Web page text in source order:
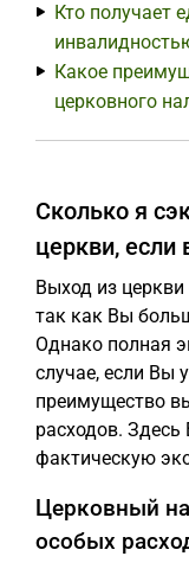
Кто получает
Какое
церковного
Сколько я
церкви, если
Выход из
так как Вы
Однако полная
случае, если Вы
преимущество
расходов. Здесь
фактическую
Церковный
особых